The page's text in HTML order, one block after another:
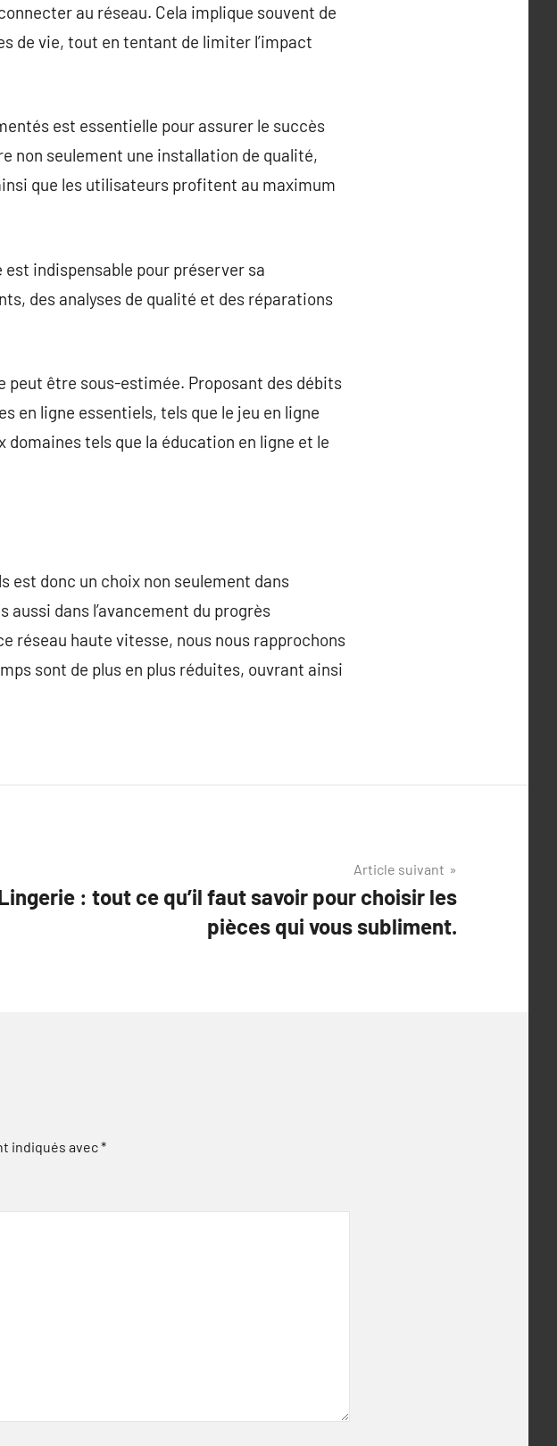
au réseau. Cela implique souvent de
de vie, tout en tentant de limiter l’impact
est essentielle pour assurer le succès
non seulement une installation de qualité,
que les utilisateurs profitent au maximum
indispensable pour préserver sa
des analyses de qualité et des réparations
peut être sous-estimée. Proposant des débits
en ligne essentiels, tels que le jeu en ligne
domaines tels que la éducation en ligne et le
est donc un choix non seulement dans
dans l’avancement du progrès
réseau haute vitesse, nous nous rapprochons
sont de plus en plus réduites, ouvrant ainsi
Article suivant
: tout ce qu’il faut savoir pour choisir les
pièces qui vous subliment.
indiqués avec*